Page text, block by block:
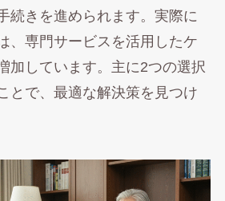
続きを進められます。実際に
、専門サービスを活用したケ
加しています。主に2つの選択
とで、最適な解決策を見つけ